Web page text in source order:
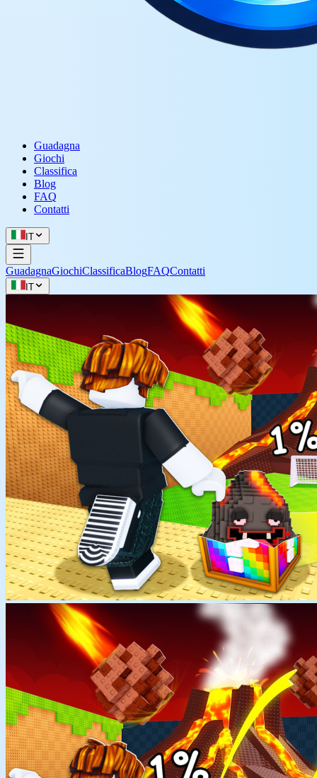
Guadagna
Giochi
Classifica
Blog
FAQ
Contatti
IT
GuadagnaGiochiClassificaBlogFAQContatti
IT